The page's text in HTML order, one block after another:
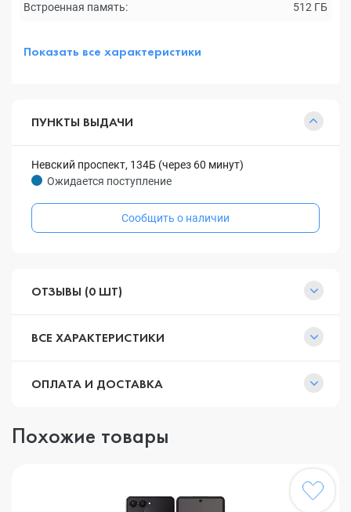
Встроенная память: 512 ГБ
Показать все характеристики
ПУНКТЫ ВЫДАЧИ
Невский проспект, 134Б (через 60 минут)
Ожидается поступление
Сообщить о наличии
ОТЗЫВЫ (0 ШТ)
ВСЕ ХАРАКТЕРИСТИКИ
ОПЛАТА И ДОСТАВКА
Похожие товары